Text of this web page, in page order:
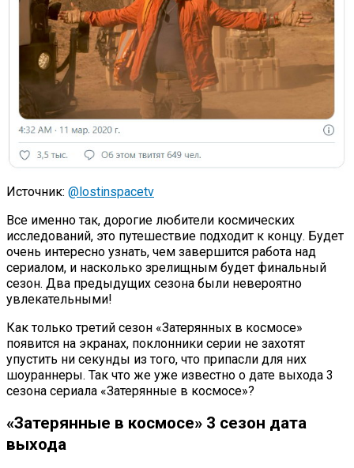
Источник: @lostinspacetv
Все именно так, дорогие любители космических
исследований, это путешествие подходит к концу. Будет
очень интересно узнать, чем завершится работа над
сериалом, и насколько зрелищным будет финальный
сезон. Два предыдущих сезона были невероятно
увлекательными!
Как только третий сезон «Затерянных в космосе»
появится на экранах, поклонники серии не захотят
упустить ни секунды из того, что припасли для них
шоураннеры. Так что же уже известно о дате выхода 3
сезона сериала «Затерянные в космосе»?
«Затерянные в космосе» 3 сезон дата
выхода